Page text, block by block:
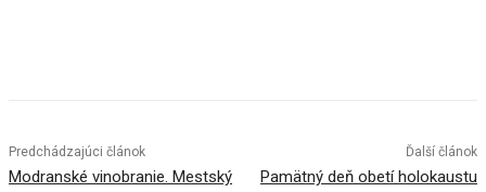
Predchádzajúci článok
Modranské vinobranie. Mestský
Ďalší článok
Pamätný deň obetí holokaustu